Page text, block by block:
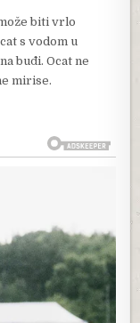
biti vrlo
s vodom u
buđi. Ocat ne
mirise.